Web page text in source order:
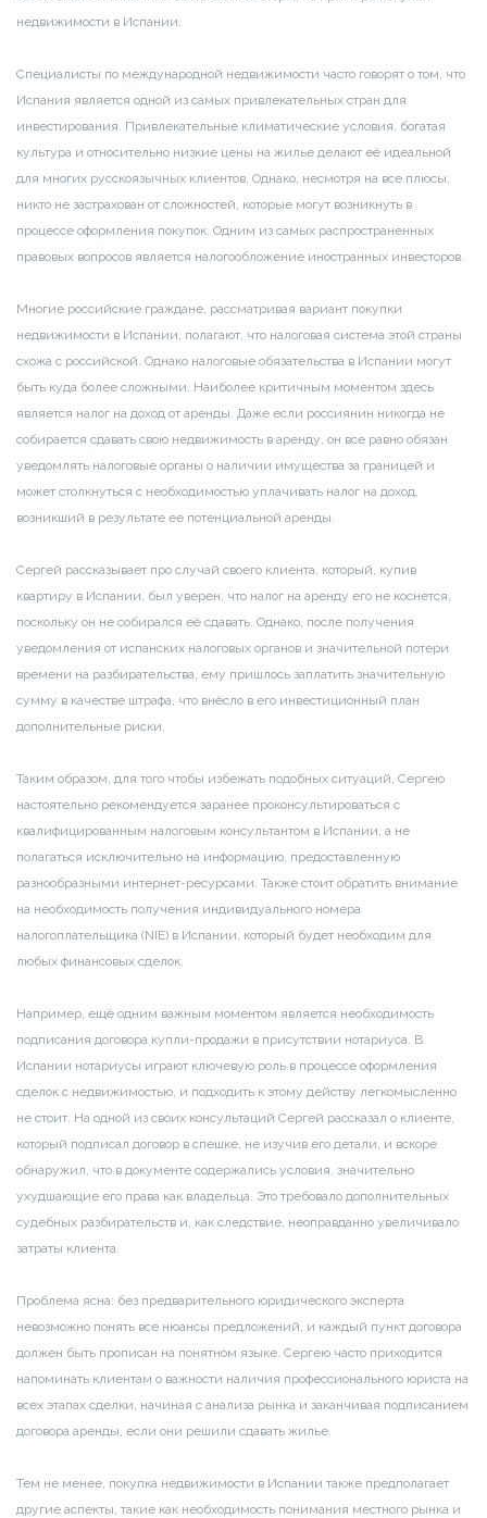
недвижимости в Испании.
Специалисты по международной недвижимости часто говорят о том, что
Испания является одной из самых привлекательных стран для
инвестирования. Привлекательные климатические условия, богатая
культура и относительно низкие цены на жилье делают её идеальной
для многих русскоязычных клиентов. Однако, несмотря на все плюсы,
никто не застрахован от сложностей, которые могут возникнуть в
процессе оформления покупок. Одним из самых распространенных
правовых вопросов является налогообложение иностранных инвесторов.
Многие российские граждане, рассматривая вариант покупки
недвижимости в Испании, полагают, что налоговая система этой страны
схожа с российской. Однако налоговые обязательства в Испании могут
быть куда более сложными. Наиболее критичным моментом здесь
является налог на доход от аренды. Даже если россиянин никогда не
собирается сдавать свою недвижимость в аренду, он все равно обязан
уведомлять налоговые органы о наличии имущества за границей и
может столкнуться с необходимостью уплачивать налог на доход,
возникший в результате ее потенциальной аренды.
Сергей рассказывает про случай своего клиента, который, купив
квартиру в Испании, был уверен, что налог на аренду его не коснется,
поскольку он не собирался её сдавать. Однако, после получения
уведомления от испанских налоговых органов и значительной потери
времени на разбирательства, ему пришлось заплатить значительную
сумму в качестве штрафа, что внёсло в его инвестиционный план
дополнительные риски.
Таким образом, для того чтобы избежать подобных ситуаций, Сергею
настоятельно рекомендуется заранее проконсультироваться с
квалифицированным налоговым консультантом в Испании, а не
полагаться исключительно на информацию, предоставленную
разнообразными интернет-ресурсами. Также стоит обратить внимание
на необходимость получения индивидуального номера
налогоплательщика (NIE) в Испании, который будет необходим для
любых финансовых сделок.
Например, ещё одним важным моментом является необходимость
подписания договора купли-продажи в присутствии нотариуса. В
Испании нотариусы играют ключевую роль в процессе оформления
сделок с недвижимостью, и подходить к этому действу легкомысленно
не стоит. На одной из своих консультаций Сергей рассказал о клиенте,
который подписал договор в спешке, не изучив его детали, и вскоре
обнаружил, что в документе содержались условия, значительно
ухудшающие его права как владельца. Это требовало дополнительных
судебных разбирательств и, как следствие, неоправданно увеличивало
затраты клиента.
Проблема ясна: без предварительного юридического эксперта
невозможно понять все нюансы предложений, и каждый пункт договора
должен быть прописан на понятном языке. Сергею часто приходится
напоминать клиентам о важности наличия профессионального юриста на
всех этапах сделки, начиная с анализа рынка и заканчивая подписанием
договора аренды, если они решили сдавать жилье.
Тем не менее, покупка недвижимости в Испании также предполагает
другие аспекты, такие как необходимость понимания местного рынка и